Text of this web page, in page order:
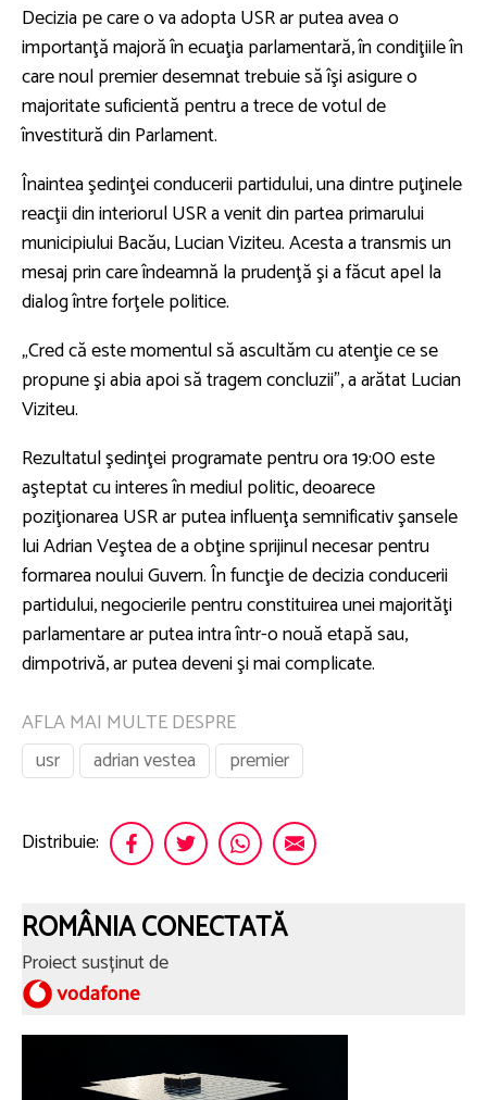
Decizia pe care o va adopta USR ar putea avea o
importanţă majoră în ecuaţia parlamentară, în condiţiile în
care noul premier desemnat trebuie să îşi asigure o
majoritate suficientă pentru a trece de votul de
învestitură din Parlament.
Înaintea şedinţei conducerii partidului, una dintre puţinele
reacţii din interiorul USR a venit din partea primarului
municipiului Bacău, Lucian Viziteu. Acesta a transmis un
mesaj prin care îndeamnă la prudenţă şi a făcut apel la
dialog între forţele politice.
„Cred că este momentul să ascultăm cu atenţie ce se
propune şi abia apoi să tragem concluzii”, a arătat Lucian
Viziteu.
Rezultatul şedinţei programate pentru ora 19:00 este
aşteptat cu interes în mediul politic, deoarece
poziţionarea USR ar putea influenţa semnificativ şansele
lui Adrian Veştea de a obţine sprijinul necesar pentru
formarea noului Guvern. În funcţie de decizia conducerii
partidului, negocierile pentru constituirea unei majorităţi
parlamentare ar putea intra într-o nouă etapă sau,
dimpotrivă, ar putea deveni şi mai complicate.
AFLA MAI MULTE DESPRE
usr
adrian vestea premier
Distribuie:
ROMÂNIA CONECTATĂ
Proiect susținut de